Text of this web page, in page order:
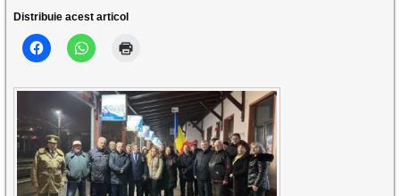
Distribuie acest articol